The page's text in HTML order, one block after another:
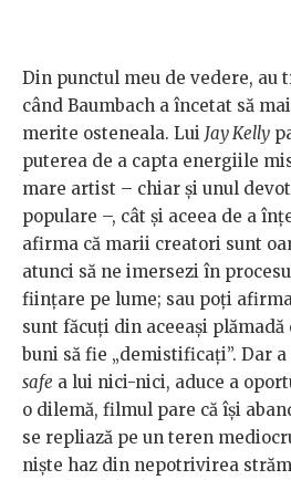
Din punctul meu de vedere, au
când Baumbach a încetat să
merite osteneala. Lui Jay Kelly
puterea de a capta energiile
mare artist – chiar și unul
populare –, cât și aceea de a
afirma că marii creatori sunt
atunci să ne imersezi în
ființare pe lume; sau poți
sunt făcuți din aceeași
buni să fie „demistificați”. Dar
safe a lui nici-nici, aduce a
o dilemă, filmul pare că își
se repliază pe un teren
niște haz din nepotrivirea